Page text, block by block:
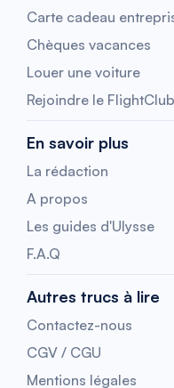
Carte cadeau
Chèques vacances
Louer une voiture
Rejoindre le FlightClub
En savoir plus
La rédaction
A propos
Les guides d'Ulysse
F.A.Q
Autres trucs à lire
Contactez-nous
CGV / CGU
Mentions légales